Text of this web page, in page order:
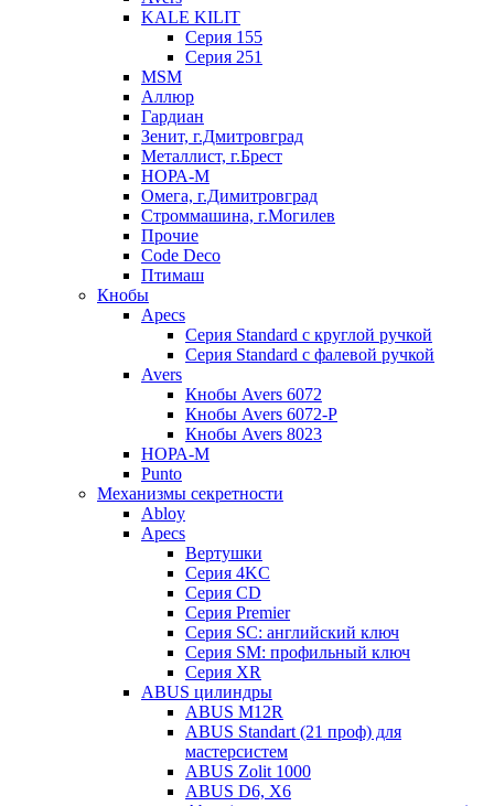
KALE KILIT
Серия 155
Серия 251
MSM
Аллюр
Гардиан
Зенит, г.Дмитровград
Металлист, г.Брест
НОРА-М
Омега, г.Димитровград
Строммашина, г.Могилев
Прочие
Code Deco
Птимаш
Кнобы
Apecs
Серия Standard с круглой ручкой
Серия Standard с фалевой ручкой
Avers
Кнобы Avers 6072
Кнобы Avers 6072-P
Кнобы Avers 8023
НОРА-М
Punto
Механизмы секретности
Abloy
Apecs
Вертушки
Серия 4KC
Серия CD
Серия Premier
Серия SC: английский ключ
Серия SM: профильный ключ
Серия XR
ABUS цилиндры
ABUS M12R
ABUS Standart (21 проф) для
мастерсистем
ABUS Zolit 1000
ABUS D6, X6